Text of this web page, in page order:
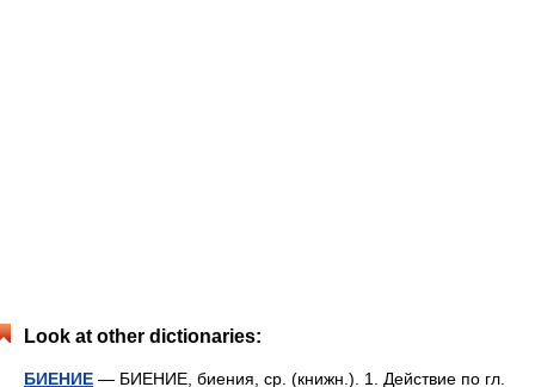
Look at other dictionaries:
БИЕНИЕ — БИЕНИЕ, биения, ср. (книжн.). 1. Действие по гл.